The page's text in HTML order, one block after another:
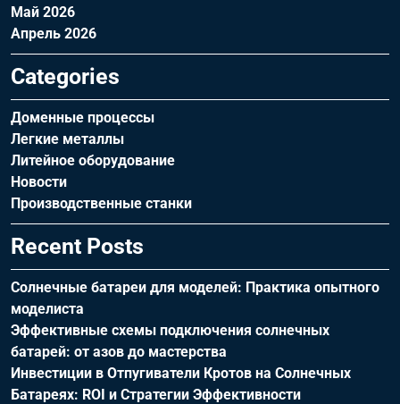
Май 2026
Апрель 2026
Categories
Доменные процессы
Легкие металлы
Литейное оборудование
Новости
Производственные станки
Recent Posts
Солнечные батареи для моделей: Практика опытного
моделиста
Эффективные схемы подключения солнечных
батарей: от азов до мастерства
Инвестиции в Отпугиватели Кротов на Солнечных
Батареях: ROI и Стратегии Эффективности